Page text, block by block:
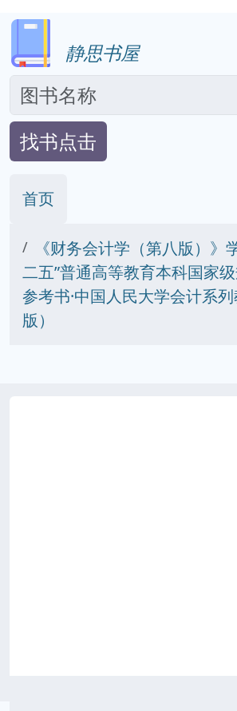
静思书屋
找书点击
首页
《财务会计学（第八版）》
二五”普通高等教育本科国家
参考书·中国人民大学会计系
版）